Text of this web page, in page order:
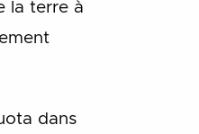
la terre à
dans